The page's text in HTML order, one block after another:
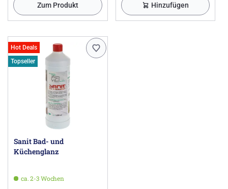
Zum Produkt Hinzufügen
Hot Deals
Topseller
Sanit Bad- und
Küchenglanz
ca. 2-3 Wochen